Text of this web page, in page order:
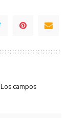
Los campos